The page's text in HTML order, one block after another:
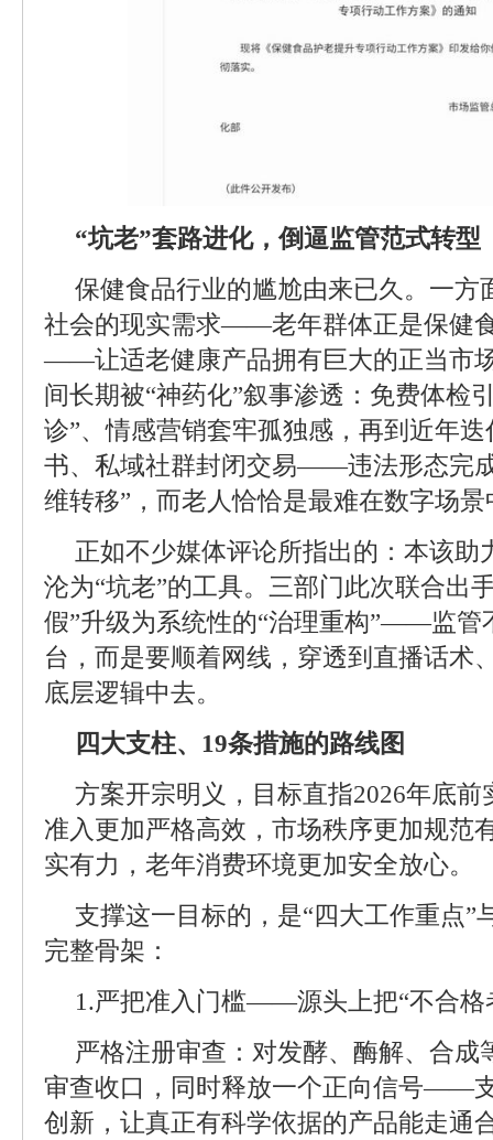
“坑老”套路进化，倒逼监管范式转型
保健食品行业的尴尬由来已久。一方
社会的现实需求——老年群体正是保健
——让适老健康产品拥有巨大的正当市
间长期被“神药化”叙事渗透：免费体检
诊”、情感营销套牢孤独感，再到近年
书、私域社群封闭交易——违法形态完
维转移”，而老人恰恰是最难在数字场
正如不少媒体评论所指出的：本该助
沦为“坑老”的工具。三部门此次联合出
假”升级为系统性的“治理重构”——监管
台，而是要顺着网线，穿透到直播话术
底层逻辑中去。
四大支柱、19条措施的路线图
方案开宗明义，目标直指2026年底
准入更加严格高效，市场秩序更加规范
实有力，老年消费环境更加安全放心。
支撑这一目标的，是“四大工作重点”
完整骨架：
1.严把准入门槛——源头上把“不合格
严格注册审查：对发酵、酶解、合成
审查收口，同时释放一个正向信号——
创新，让真正有科学依据的产品能走通